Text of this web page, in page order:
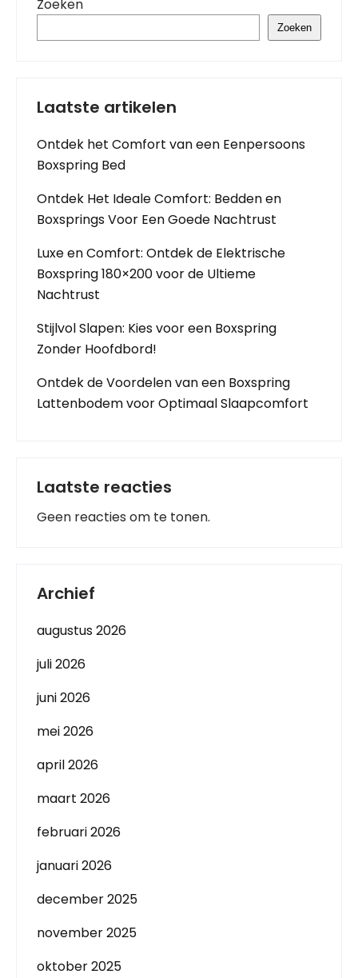
Zoeken
Zoeken
Laatste artikelen
Ontdek het Comfort van een Eenpersoons
Boxspring Bed
Ontdek Het Ideale Comfort: Bedden en
Boxsprings Voor Een Goede Nachtrust
Luxe en Comfort: Ontdek de Elektrische
Boxspring 180×200 voor de Ultieme
Nachtrust
Stijlvol Slapen: Kies voor een Boxspring
Zonder Hoofdbord!
Ontdek de Voordelen van een Boxspring
Lattenbodem voor Optimaal Slaapcomfort
Laatste reacties
Geen reacties om te tonen.
Archief
augustus 2026
juli 2026
juni 2026
mei 2026
april 2026
maart 2026
februari 2026
januari 2026
december 2025
november 2025
oktober 2025